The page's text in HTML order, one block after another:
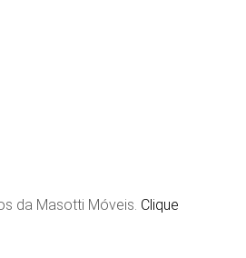
da Masotti Móveis. Clique